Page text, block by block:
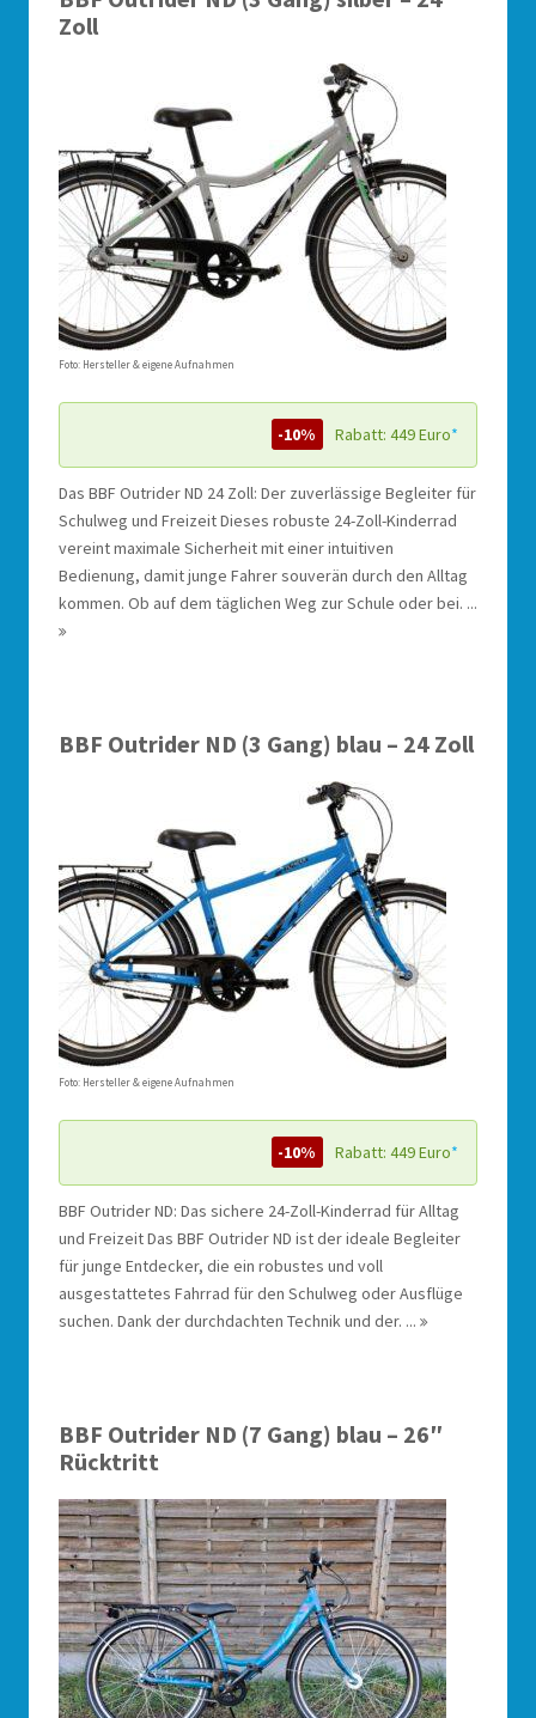
Zoll
Foto: Hersteller & eigene Aufnahmen
-10% Rabatt: 449 Euro*
Das BBF Outrider ND 24 Zoll: Der zuverlässige Begleiter für
Schulweg und Freizeit Dieses robuste 24-Zoll-Kinderrad
vereint maximale Sicherheit mit einer intuitiven
Bedienung, damit junge Fahrer souverän durch den Alltag
kommen. Ob auf dem täglichen Weg zur Schule oder bei. ...
BBF Outrider ND (3 Gang) blau – 24 Zoll
Foto: Hersteller & eigene Aufnahmen
-10% Rabatt: 449 Euro*
BBF Outrider ND: Das sichere 24-Zoll-Kinderrad für Alltag
und Freizeit Das BBF Outrider ND ist der ideale Begleiter
für junge Entdecker, die ein robustes und voll
ausgestattetes Fahrrad für den Schulweg oder Ausflüge
suchen. Dank der durchdachten Technik und der. ...
BBF Outrider ND (7 Gang) blau – 26″
Rücktritt